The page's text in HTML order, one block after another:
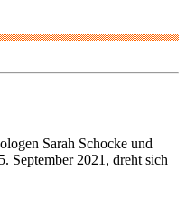
Sarah Schocke und
September 2021, dreht sich